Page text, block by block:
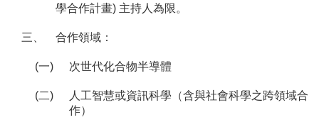
學合作計畫) 主持人為限。
三、 合作領域：
(一) 次世代化合物半導體
(二)
人工智慧或資訊科學（含與社會科學之跨領域合
作）